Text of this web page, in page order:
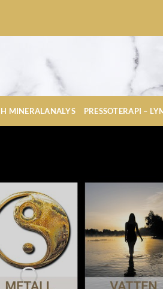
MINERALANALYS PRESSOTERAPI –